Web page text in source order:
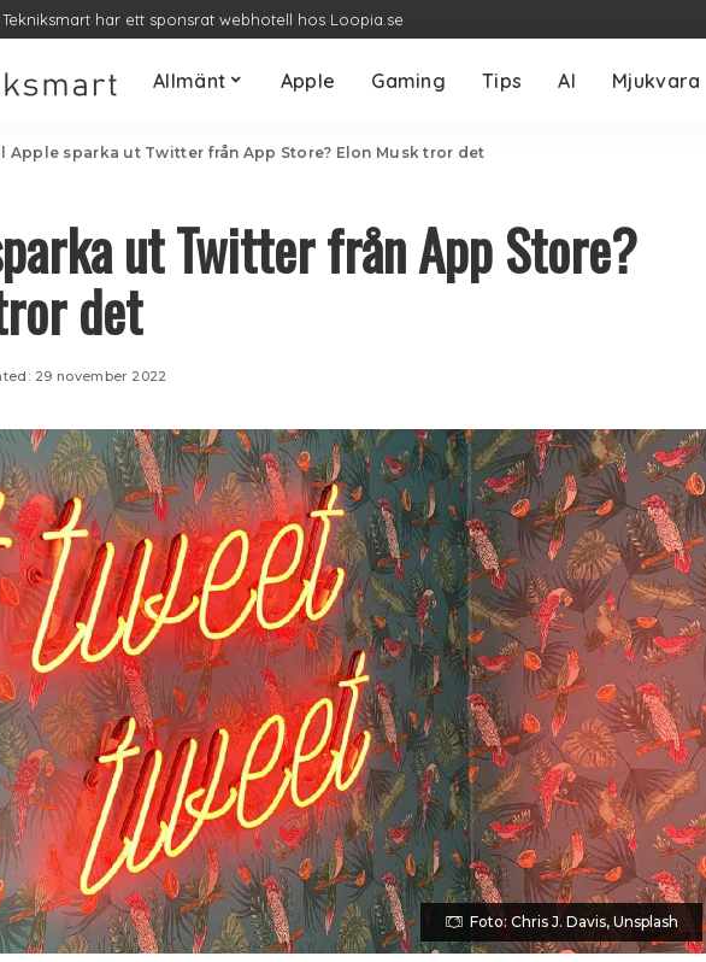
Tekniksmart har ett sponsrat webhotell hos Loopia.se
Allmänt Apple Gaming Tips AI Mjukvara
Apple sparka ut Twitter från App Store? Elon Musk tror det
ut Twitter från App Store?
det
29 november 2022
Foto: Chris J. Davis, Unsplash